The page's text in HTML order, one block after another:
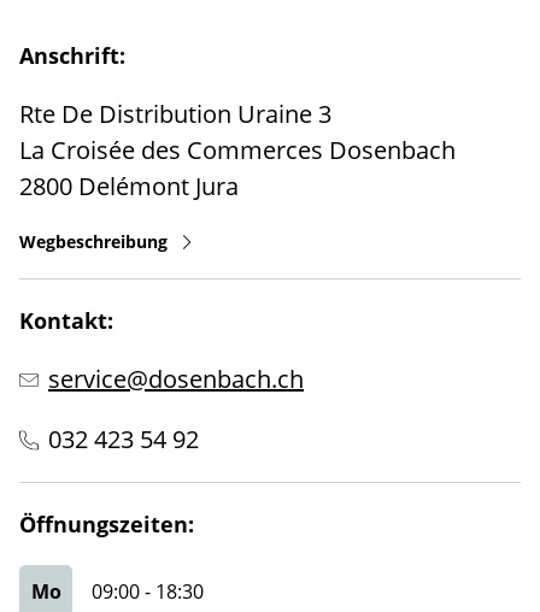
Anschrift:
Rte De Distribution Uraine 3
La Croisée des Commerces Dosenbach
2800 Delémont Jura
Wegbeschreibung
Kontakt:
service@dosenbach.ch
032 423 54 92
Öffnungszeiten:
Mo 09:00- 18:30